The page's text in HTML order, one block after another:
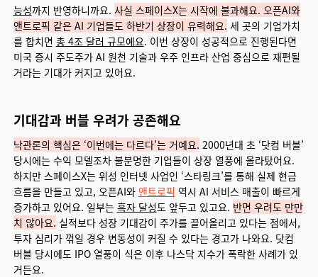
능성까지 반영하니까요. 사실 스페이스X는 시작에 불과해요. 오픈AI와
앤트로픽 같은 AI 기업들도 하반기 상장이 유력해요. 세 곳의 기업가치
를 합치면 총 4조 달러 규모예요. 이번 상장이 성공적으로 진행된다면
미국 증시 주도주가 AI 원천 기술과 우주 인프라 산업 중심으로 재편될
거라는 기대가 커지고 있어요.
기대감과 버블 우려가 공존해요
낙관론의 핵심은 ‘이번에는 다르다’는 거예요. 2000년대 초 ‘닷컴 버블’
당시에는 수익 모델조차 불분명한 기업들이 상장 열풍에 올라탔어요.
하지만 스페이스X는 위성 인터넷 사업인 ‘스타링크’를 통해 실제 현금
흐름을 만들고 있고, 오픈AI와 앤트로픽 역시 AI 서비스 매출이 빠르게
증가하고 있어요. 일부는 흑자 달성도 앞두고 있고요. 반면 우려도 만만
치 않아요. 실적보다 성장 기대감이 주가를 끌어올리고 있다는 점에서,
투자 심리가 꺾일 경우 변동성이 커질 수 있다는 경고가 나와요. 닷컴
버블 당시에도 IPO 열풍이 식은 이후 나스닥 지수가 폭락한 사례가 있
거든요.